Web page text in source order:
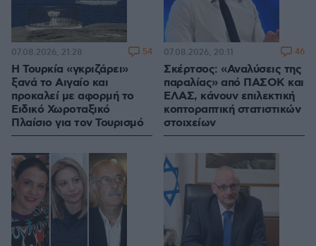
Η Τουρκία «γκριζάρει»
ξανά το Αιγαίο και
προκαλεί με αφορμή το
Ειδικό Χωροταξικό
Πλαίσιο για τον Τουρισμό
07.08.2026, 21:28 54
Σκέρτσος: «Αναλύσεις της
παραλίας» από ΠΑΣΟΚ και
ΕΛΑΣ, κάνουν επιλεκτική
κοπτοραπτική στατιστικών
στοιχείων
07.08.2026, 20:11 46